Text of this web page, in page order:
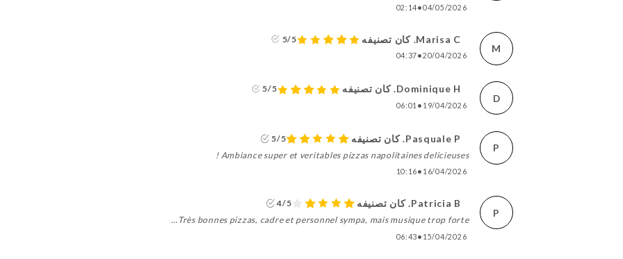
04/05/2026
•
02:14
M
Marisa C. كان تصنيفه 5/5
20/04/2026
•
04:37
D
Dominique H. كان تصنيفه 5/5
19/04/2026
•
06:01
P
Pasquale P. كان تصنيفه
5/5
Ambiance super et veritables pizzas napolitaines delicieuses !
16/04/2026
•
10:16
P
Patricia B. كان تصنيفه
4/5
Très bonnes pizzas, cadre et personnel sympa, mais musique trop forte…
15/04/2026
•
06:43